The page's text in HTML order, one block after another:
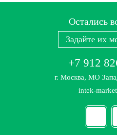
Остались
Задайте их
+7 912
г. Москва, МО
intek-